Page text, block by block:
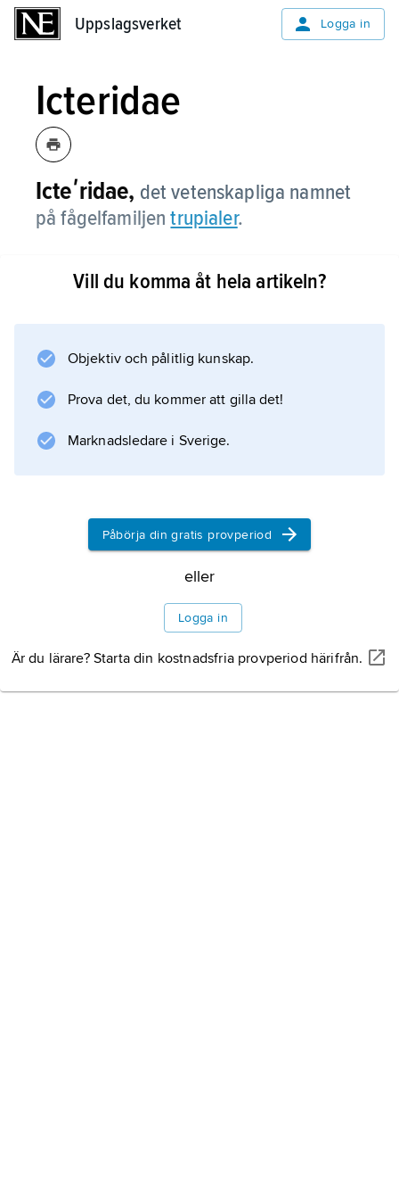
Uppslagsverket Logga in
Icteridae
Icteʹridae, det vetenskapliga namnet
på fågelfamiljentrupialer.
Vill du komma åt hela artikeln?
Objektiv och pålitlig kunskap.
Prova det, du kommer att gilla det!
Marknadsledare i Sverige.
Påbörja din gratis provperiod
eller
Logga in
Är du lärare? Starta din kostnadsfria provperiod härifrån.